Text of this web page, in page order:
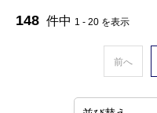
148 件中 1 - 20 を表示
前へ